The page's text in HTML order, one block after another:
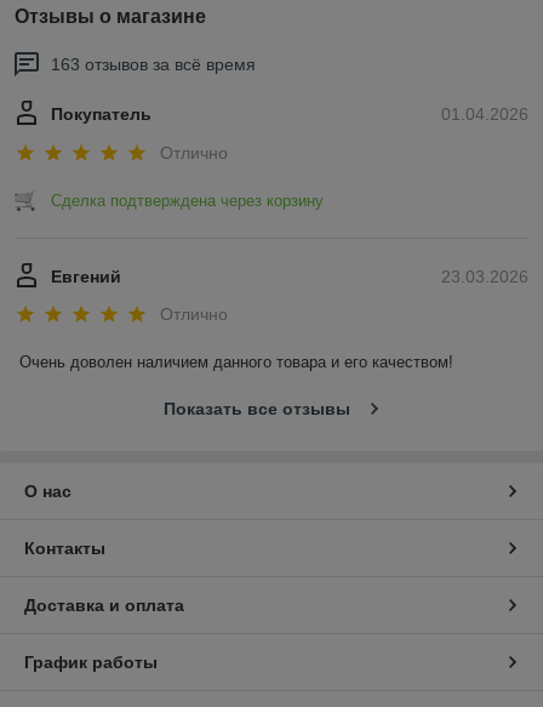
Отзывы о магазине
163 отзывов за всё время
01.04.2026
Покупатель
Отлично
Сделка подтверждена через корзину
23.03.2026
Евгений
Отлично
Очень доволен наличием данного товара и его качеством!
Показать все отзывы
О нас
Контакты
Доставка и оплата
График работы